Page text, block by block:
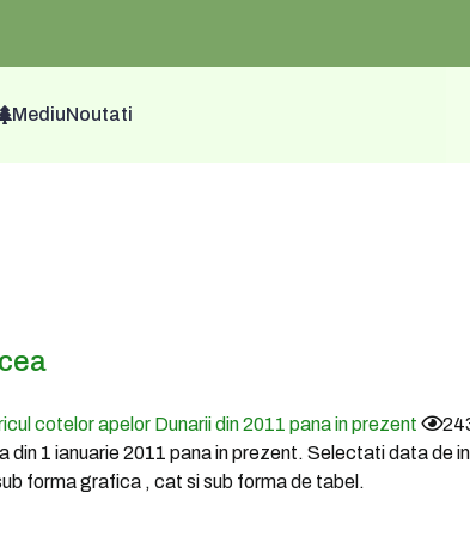
MediuNoutati
cotelor apelor Dunarii din 2011 pana in prezent
1 ianuarie 2011 pana in prezent. Selectati data de
forma grafica , cat si sub forma de tabel.